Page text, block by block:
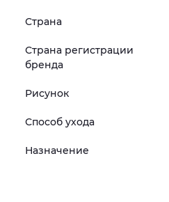
Страна
Страна регистрации
бренда
Рисунок
Способ ухода
Назначение